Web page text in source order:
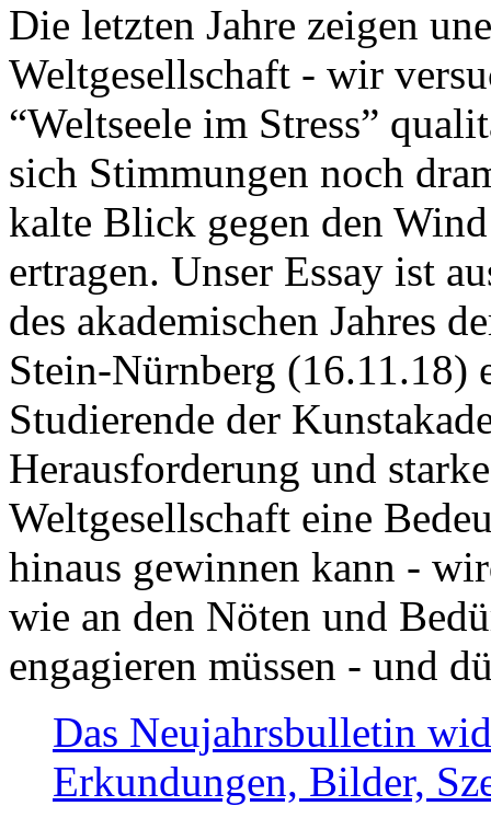
Die letzten Jahre zeigen
Weltgesellschaft - wir
“Weltseele im Stress”
sich Stimmungen noch
kalte Blick gegen den
ertragen. Unser Essay ist
des akademischen Jahres
Stein-Nürnberg (16.11.18)
Studierende der
Herausforderung und
Weltgesellschaft eine
hinaus gewinnen kann -
wie an den Nöten und
engagieren müssen - und
Das Neujahrsbulletin
Erkundungen, Bilder,